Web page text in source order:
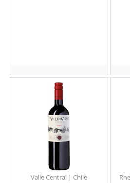
Valle Central | Chile